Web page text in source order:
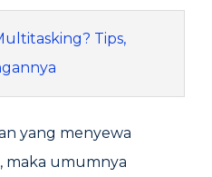
Tips,
yang menyewa
umumnya